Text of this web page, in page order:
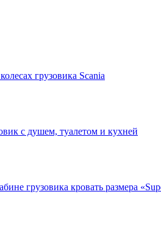
грузовика Scania
с душем, туалетом и кухней
грузовика кровать размера